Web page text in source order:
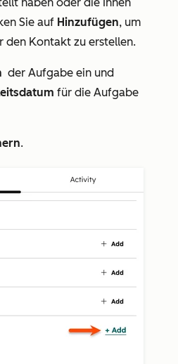
Sie auf Hinzufügen, um
den Kontakt zu erstellen.
der Aufgabe ein und
für die Aufgabe
.